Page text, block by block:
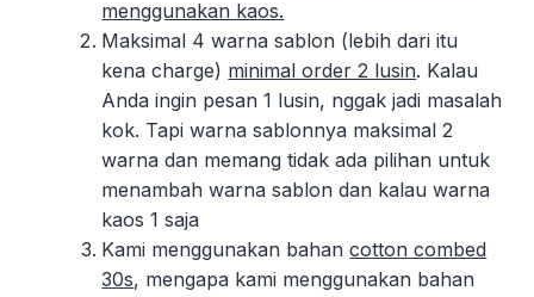
menggunakan kaos.
Maksimal 4 warna sablon (lebih dari itu
kena charge) minimal order 2 lusin. Kalau
Anda ingin pesan 1 lusin, nggak jadi masalah
kok. Tapi warna sablonnya maksimal 2
warna dan memang tidak ada pilihan untuk
menambah warna sablon dan kalau warna
kaos 1 saja
Kami menggunakan bahancotton combed
30s, mengapa kami menggunakan bahan